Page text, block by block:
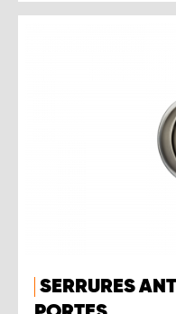
SERRURES